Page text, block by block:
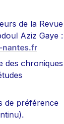
de la Revue
nantes.fr
des chroniques
de préférence